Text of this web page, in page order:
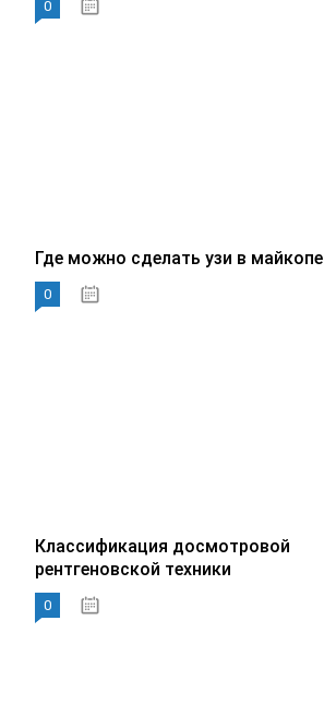
0
Где можно сделать узи в майкопе
0
Классификация досмотровой
рентгеновской техники
0